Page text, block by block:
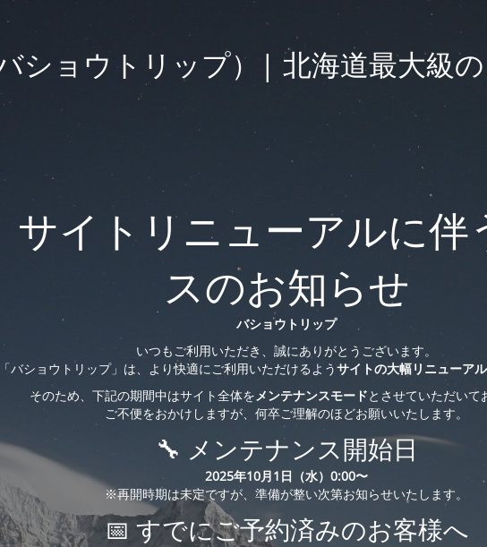
ショウトリップ）| 北海道最大級
サイトリニューアルに
スのお知らせ
バショウトリップ
いつもご利用いただき、誠にありがとうございます。
バショウトリップ」は、より快適にご利用いただけるようサイトの大幅リニューアル
そのため、下記の期間中はサイト全体を メンテナンスモードとさせていただいて
ご不便をおかけしますが、何卒ご理解のほどお願いいたします。
🔧 メンテナンス開始日
2025年10月1日（水）0:00〜
※再開時期は未定ですが、準備が整い次第お知らせいたします。
📅 すでにご予約済みのお客様へ